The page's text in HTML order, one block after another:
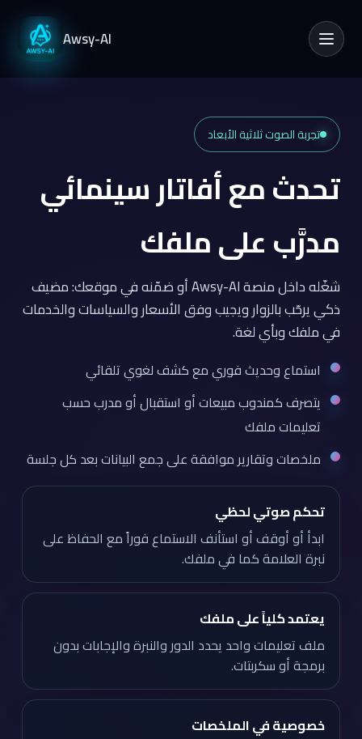
Awsy-AI فتح القائمة
تجربة الصوت ثلاثية الأبعاد
تحدث مع أفاتار سينمائي
مدرَّب على ملفك
شغّله داخل منصة Awsy-AI أو ضمّنه في موقعك: مضيف
ذكي يرحّب بالزوار ويجيب وفق الأسعار والسياسات والخدمات
في ملفك وبأي لغة.
استماع وحديث فوري مع كشف لغوي تلقائي
يتصرف كمندوب مبيعات أو استقبال أو مدرب حسب
تعليمات ملفك
ملخصات وتقارير موافقة على جمع البيانات بعد كل جلسة
تحكم صوتي لحظي
ابدأ أو أوقف أو استأنف الاستماع فوراً مع الحفاظ على
نبرة العلامة كما في ملفك.
يعتمد كلياً على ملفك
ملف تعليمات واحد يحدد الدور والنبرة والإجابات بدون
برمجة أو سكربتات.
خصوصية في الملخصات